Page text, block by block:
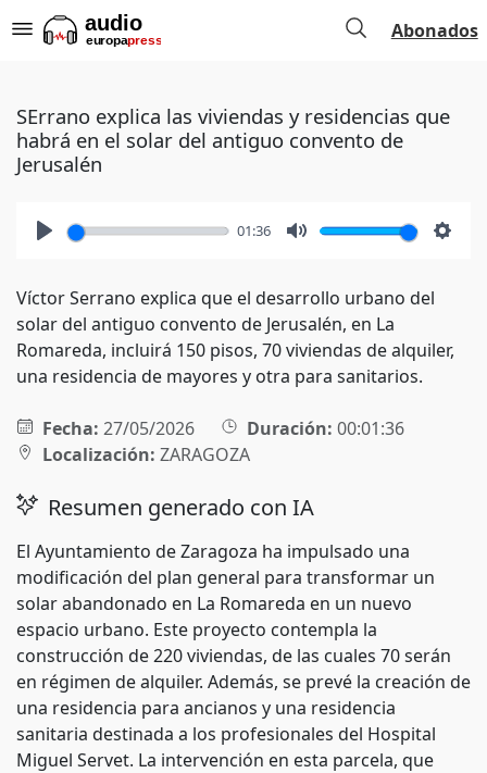
Abonados
SErrano explica las viviendas y residencias que
habrá en el solar del antiguo convento de
Jerusalén
01:36
Víctor Serrano explica que el desarrollo urbano del
solar del antiguo convento de Jerusalén, en La
Romareda, incluirá 150 pisos, 70 viviendas de alquiler,
una residencia de mayores y otra para sanitarios.
Fecha: 27/05/2026 Duración: 00:01:36
Localización: ZARAGOZA
Resumen generado con IA
El Ayuntamiento de Zaragoza ha impulsado una
modificación del plan general para transformar un
solar abandonado en La Romareda en un nuevo
espacio urbano. Este proyecto contempla la
construcción de 220 viviendas, de las cuales 70 serán
en régimen de alquiler. Además, se prevé la creación de
una residencia para ancianos y una residencia
sanitaria destinada a los profesionales del Hospital
Miguel Servet. La intervención en esta parcela, que